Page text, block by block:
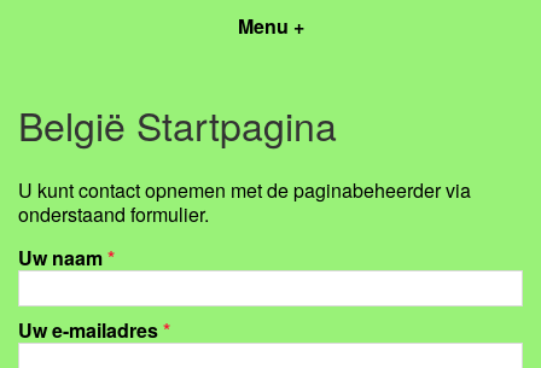
Menu +
België Startpagina
U kunt contact opnemen met de paginabeheerder via
onderstaand formulier.
Uw naam*
Uw e-mailadres*